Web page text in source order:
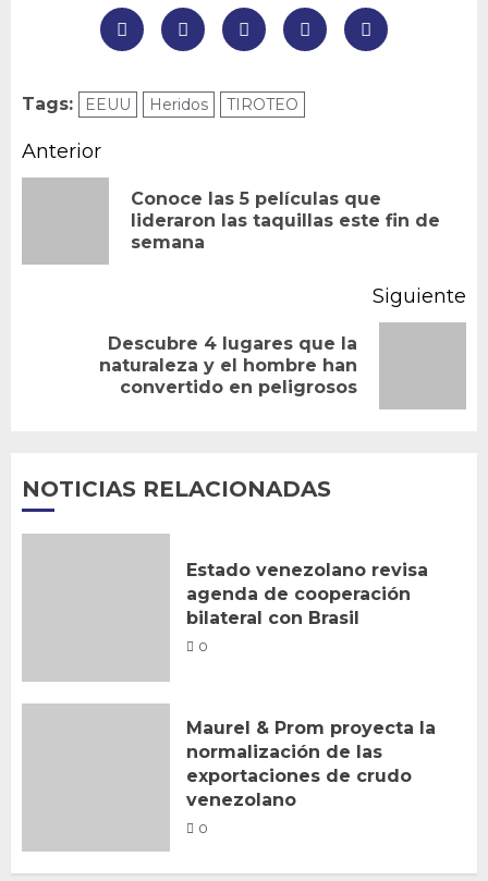
Tags: EEUU Heridos TIROTEO
Navegación
entradas
Anterior
Conoce las 5 películas que
lideraron las taquillas este fin de
semana
Siguiente
Siguiente
Descubre 4 lugares que la
naturaleza y el hombre han
convertido en peligrosos
NOTICIAS RELACIONADAS
Estado venezolano revisa
agenda de cooperación
bilateral con Brasil
0
Maurel & Prom proyecta la
normalización de las
exportaciones de crudo
venezolano
0